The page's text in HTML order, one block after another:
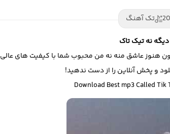
تک آهنگ
نه تیک تاک
اون هنوز عاشق منه نه من محبوب شما با کیفیت های عالی
Download Best mp3 Called Tik